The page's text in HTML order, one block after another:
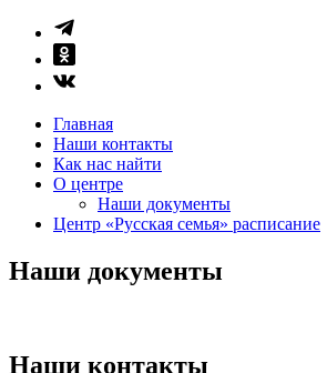
Главная
Наши контакты
Как нас найти
О центре
Наши документы
Центр «Русская семья» расписание
Наши документы
Наши контакты